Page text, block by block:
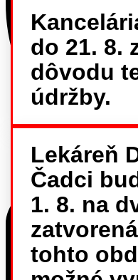
do 21. 8.
dôvodu
údržby.
Lekáreň
Čadci
1. 8. na
tohto